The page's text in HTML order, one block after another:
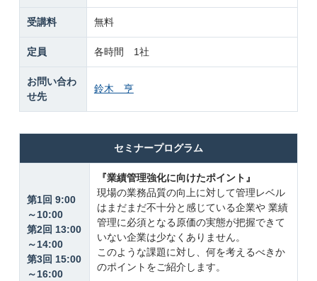
受講料 無料
定員 各時間 1社
お問い合わ
せ先
鈴木 亨
セミナープログラム
第1回 9:00
～10:00
第2回 13:00
～14:00
第3回 15:00
～16:00
『業績管理強化に向けたポイント』
現場の業務品質の向上に対して管理レベル
はまだまだ不十分と感じている企業や 業績
管理に必須となる原価の実態が把握できて
いない企業は少なくありません。
このような課題に対し、何を考えるべきか
のポイントをご紹介します。